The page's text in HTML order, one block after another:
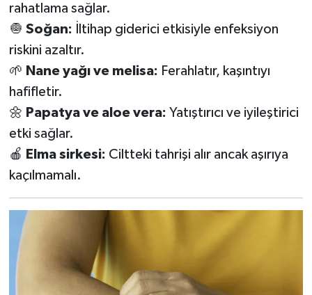
rahatlama sağlar.
🧅 Soğan: İltihap giderici etkisiyle enfeksiyon
riskini azaltır.
🌱 Nane yağı ve melisa: Ferahlatır, kaşıntıyı
hafifletir.
🌼 Papatya ve aloe vera: Yatıştırıcı ve iyileştirici
etki sağlar.
🍎 Elma sirkesi: Ciltteki tahrişi alır ancak aşırıya
kaçılmamalı.